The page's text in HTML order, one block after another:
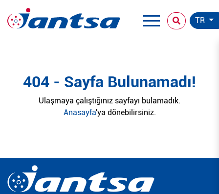
TR
404 - Sayfa Bulunamadı!
Ulaşmaya çalıştığınız sayfayı bulamadık.
Anasayfa'ya dönebilirsiniz.